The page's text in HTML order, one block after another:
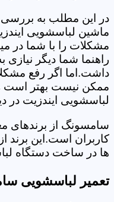
در این مطلب به بررسی
ماشین لباسشویی
مشکلات را با شما در
راهنما شما دیگر
داشت.اما اگر رفع
ممکن نیست بهتر است
لباسشویی ایندزیت در
سامسونگ از برندهای
کاربران است.این برند
ها در ساخت دستگاه
تعمیر لباسشویی